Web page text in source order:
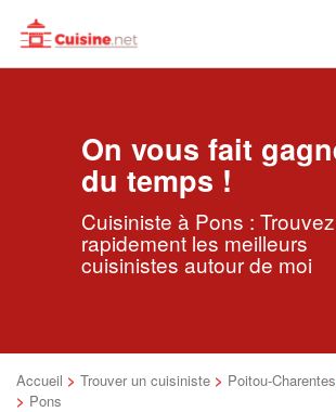
On vous fait
du temps !
Cuisiniste à Pons : Trouvez
rapidement les meilleurs
cuisinistes autour de moi
Accueil > Trouver un cuisiniste > Poitou-Charentes
> Pons